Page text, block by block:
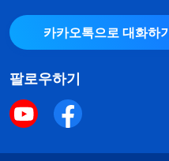
카카오톡으로 대화하기
팔로우하기